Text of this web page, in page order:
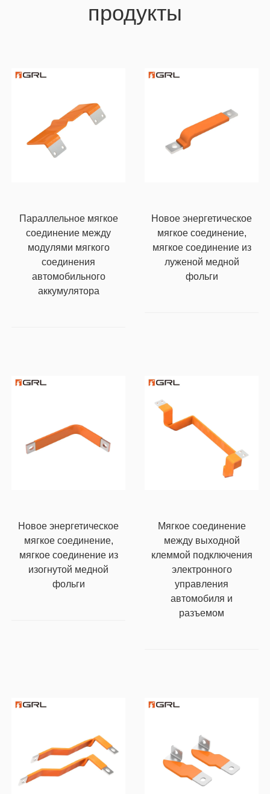
продукты
Параллельное мягкое
соединение между
модулями мягкого
соединения
автомобильного
аккумулятора
Новое энергетическое
мягкое соединение,
мягкое соединение из
луженой медной
фольги
Новое энергетическое
мягкое соединение,
мягкое соединение из
изогнутой медной
фольги
Мягкое соединение
между выходной
клеммой подключения
электронного
управления
автомобиля и
разъемом